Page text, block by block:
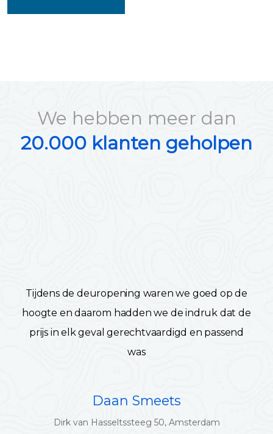
We hebben meer dan
20.000 klanten geholpen
Tijdens de deuropening waren we goed op de
hoogte en daarom hadden we de indruk dat de
prijs in elk geval gerechtvaardigd en passend
was
Daan Smeets
Dirk van Hasseltssteeg 50, Amsterdam